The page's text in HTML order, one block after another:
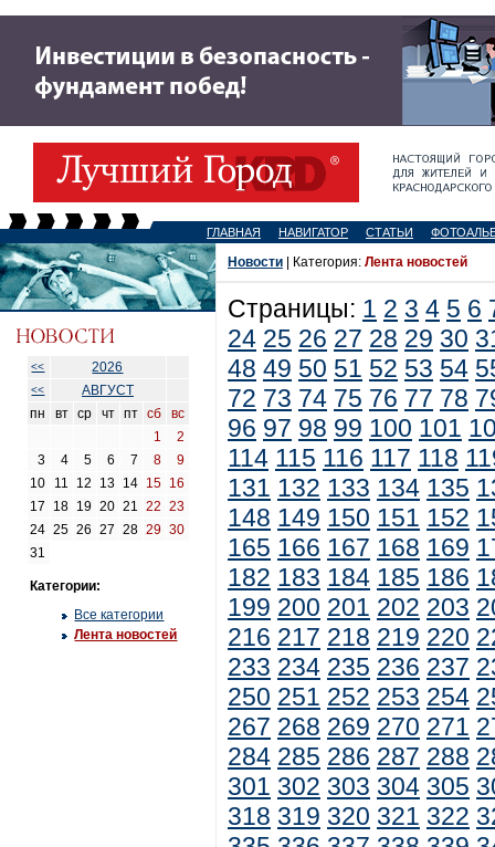
ГЛАВНАЯ НАВИГАТОР СТАТЬИ
<< 2026
<<
АВГУСТ
пн
вт ср чт пт сб
вс
1
2
3
4 5 6 7 8
9
10
11 12 13 14 15 16
17
18 19 20 21 22
23
24 25 26 27 28 29 30
31
Категории:
Все категории
Лента новостей
Новости | Категория: Лента новостей
Страницы: 1 2 3 4 5 6
24 25 26 27 28 29 30
48 49 50 51 52 53 54
72 73 74 75 76 77 78
96 97 98 99 100 101
114 115 116 117 118
131 132 133 134 135
148 149 150 151 152
165 166 167 168 169
182 183 184 185 186
199 200 201 202 203
216 217 218 219 220
233 234 235 236 237
250 251 252 253 254
267 268 269 270 271
284 285 286 287 288
301 302 303 304 305
318 319 320 321 322